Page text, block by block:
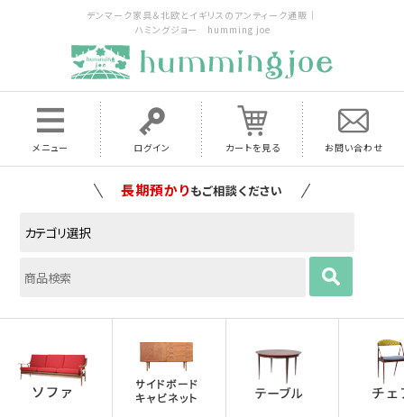
デンマーク家具＆北欧とイギリスのアンティーク通販｜
ハミングジョー humming joe
メニュー ログイン カートを見る お問い合わせ
家具の配送料は全国当店で負担いたします